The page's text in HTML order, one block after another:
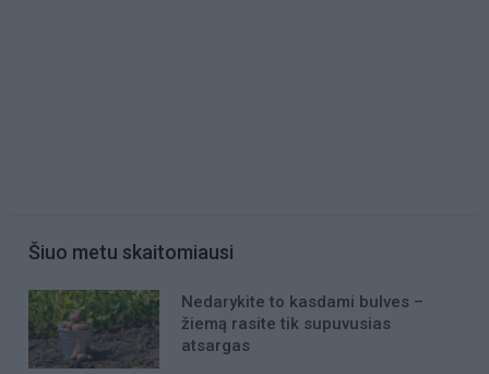
Šiuo metu skaitomiausi
Nedarykite to kasdami bulves –
žiemą rasite tik supuvusias
atsargas